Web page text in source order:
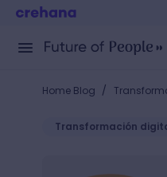
Home Blog /
Transformación